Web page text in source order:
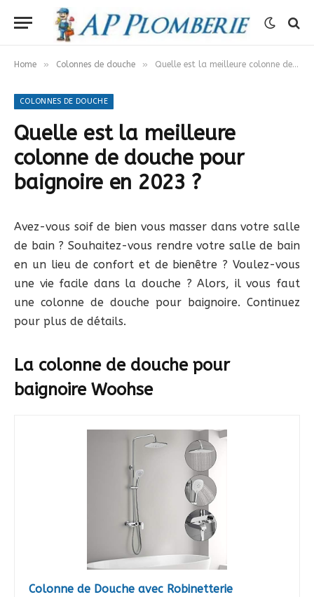
Home » Colonnes de douche » Quelle est la meilleure colonne de douche pour baignoire en 2023 ?
COLONNES DE DOUCHE
Quelle est la meilleure
colonne de douche pour
baignoire en 2023 ?
Avez-vous soif de bien vous masser dans votre salle
de bain ? Souhaitez-vous rendre votre salle de bain
en un lieu de confort et de bienêtre ? Voulez-vous
une vie facile dans la douche ? Alors, il vous faut
une colonne de douche pour baignoire. Continuez
pour plus de détails.
La colonne de douche pour
baignoire Woohse
Colonne de Douche avec Robinetterie